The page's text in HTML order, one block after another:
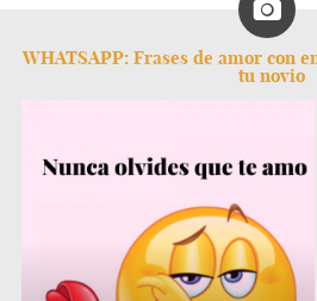
WHATSAPP: Frases de amor con
tu novio